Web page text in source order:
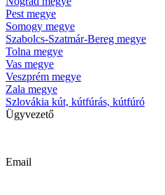
Pest megye
Somogy megye
Szabolcs-Szatmár-Bereg megye
Tolna megye
Vas megye
Veszprém megye
Zala megye
Szlovákia kút, kútfúrás, kútfúró
Ügyvezető
Email